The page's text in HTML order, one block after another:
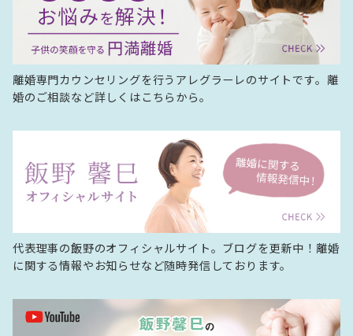
離婚専門カウンセリングを行うアレグラーレのサイトです。離
婚のご相談など詳しくはこちらから。
代表理事の飯野のオフィシャルサイト。ブログを更新中！離婚
に関する情報やお知らせなど随時発信しております。